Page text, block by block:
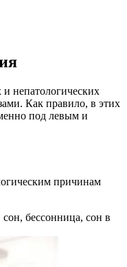
непатологических
Как правило, в этих
под левым и
причинам
бессонница, сон в